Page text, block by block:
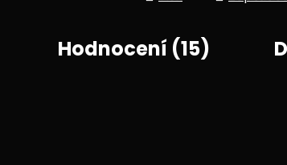
Hodnocení (15)